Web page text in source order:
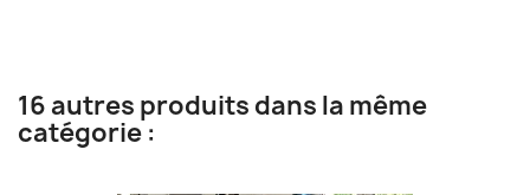
16 autres produits dans la même
catégorie :